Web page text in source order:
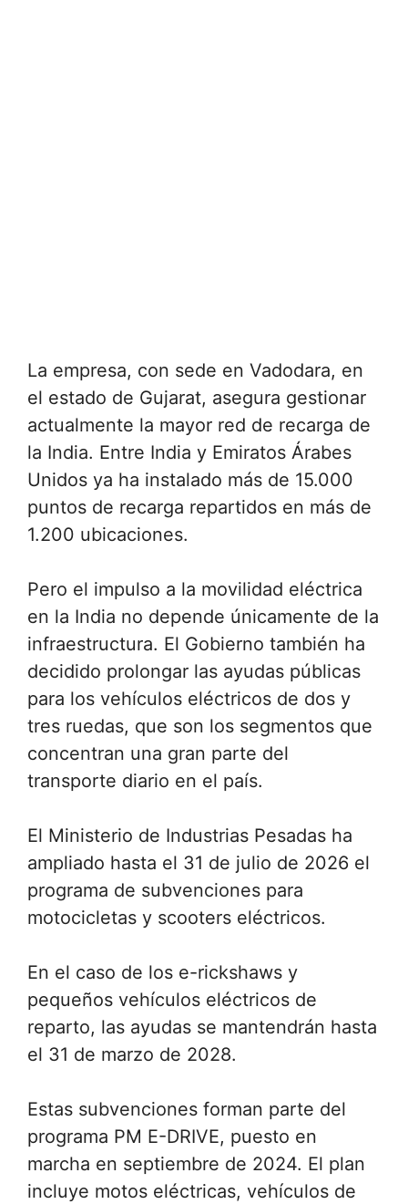
La empresa, con sede en Vadodara, en
el estado de Gujarat, asegura gestionar
actualmente la mayor red de recarga de
la India. Entre India y Emiratos Árabes
Unidos ya ha instalado más de 15.000
puntos de recarga repartidos en más de
1.200 ubicaciones.
Pero el impulso a la movilidad eléctrica
en la India no depende únicamente de la
infraestructura. El Gobierno también ha
decidido prolongar las ayudas públicas
para los vehículos eléctricos de dos y
tres ruedas, que son los segmentos que
concentran una gran parte del
transporte diario en el país.
El Ministerio de Industrias Pesadas ha
ampliado hasta el 31 de julio de 2026 el
programa de subvenciones para
motocicletas y scooters eléctricos.
En el caso de los e-rickshaws y
pequeños vehículos eléctricos de
reparto, las ayudas se mantendrán hasta
el 31 de marzo de 2028.
Estas subvenciones forman parte del
programa PM E-DRIVE, puesto en
marcha en septiembre de 2024. El plan
incluye motos eléctricas, vehículos de